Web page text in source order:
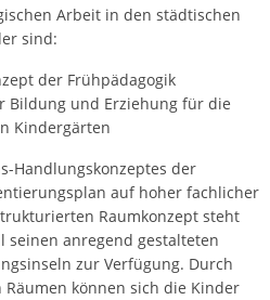
Arbeit in den städtischen
sind:
der Frühpädagogik
Bildung und Erziehung für die
Kindergärten
Handlungskonzeptes der
auf hoher fachlicher
Raumkonzept steht
seinen anregend gestalteten
zur Verfügung. Durch
können sich die Kinder